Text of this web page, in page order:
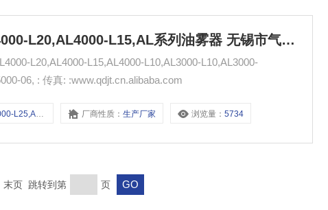
AL5000-L25,AL5000-L20,AL4000-L20,AL4000-L15,AL系列油雾器 无锡市气动元件总厂
L20,AL4000-L15,AL4000-L10,AL3000-L10,AL3000-
L8,AL2000-L8,AL2000-L6,AL5000-10,AL5000-06, : 传真: :www.qdjt.cn.alibaba.com
L20,AL4000-L20,AL4000-L15, 厂商性质：生产厂家 浏览量：5734
页 跳转到第 页